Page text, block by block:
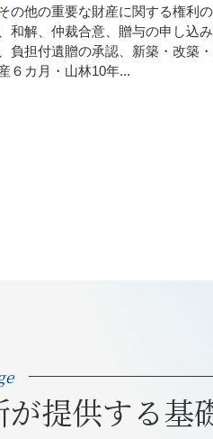
の他の重要な財産に関する権利
和解、仲裁合意、贈与の申し込
負担付遺贈の承認、新築・改築・
６カ月・山林10年...
が提供する基